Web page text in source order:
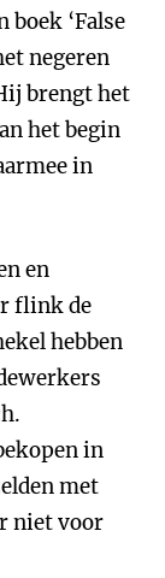
‘False
negeren
brengt het
het begin
in
en
flink de
hebben
in
met
niet voor